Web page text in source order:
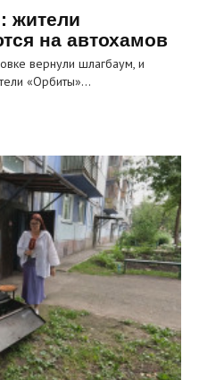
жители
на автохамов
вернули шлагбаум, и
«Орбиты»…